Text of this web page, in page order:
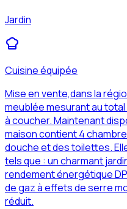
Jardin
Cuisine équipée
Mise en vente,dans la
meublée mesurant au
à coucher. Maintenant
maison contient 4
douche et des toilettes.
tels que : un charmant
rendement énergétique
de gaz à effets de serre
réduit.